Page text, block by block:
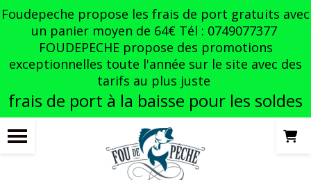
Foudepeche propose les frais de port gratuits avec
un panier moyen de 64€ Tél : 0749077377
FOUDEPECHE propose des promotions
exceptionnelles toute l'année sur le site avec des
tarifs au plus juste
frais de port à la baisse pour les soldes